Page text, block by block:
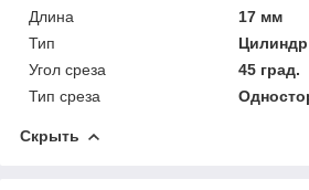
Длина
17 мм
Тип
Цилиндр
Угол среза
45 град.
Тип среза
Скрыть